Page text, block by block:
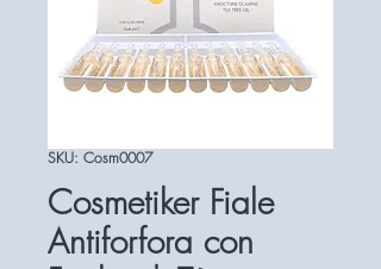
SKU: Cosm0007
Cosmetiker Fiale
Antiforfora con